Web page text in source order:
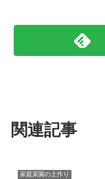
関連記事
家庭菜園の土作り